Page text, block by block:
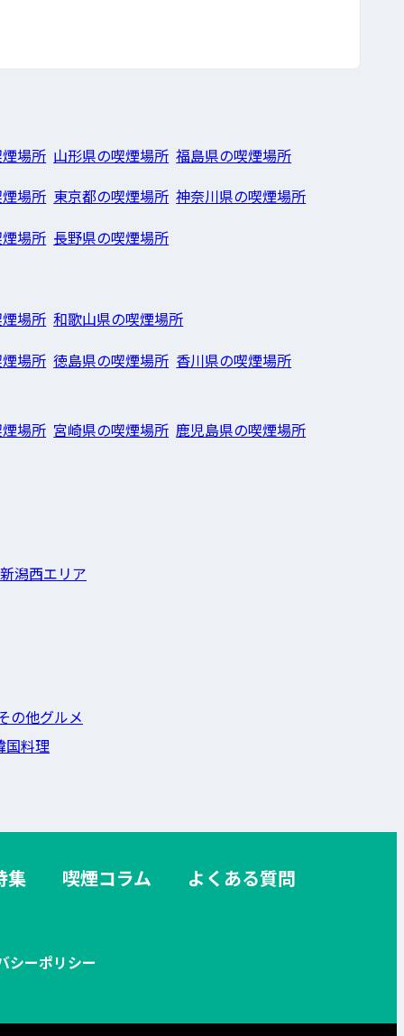
場所 山形県の喫煙場所 福島県の喫煙場所
場所 東京都の喫煙場所 神奈川県の喫煙場所
場所 長野県の喫煙場所
場所 和歌山県の喫煙場所
場所 徳島県の喫煙場所 香川県の喫煙場所
場所 宮崎県の喫煙場所 鹿児島県の喫煙場所
新潟西エリア
の他グルメ
国料理
集 喫煙コラム よくある質問
シーポリシー